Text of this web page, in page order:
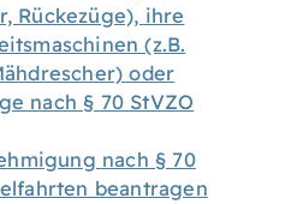
Rückezüge), ihre
(z.B.
oder
nach § 70 StVZO
nach § 70
beantragen